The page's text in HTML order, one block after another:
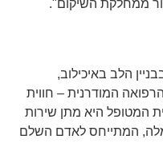
ממחלקת השיקום".
הלב באיכילוב,
המודרנית – חווית
המטופל היא מתן שירות
המתייחס לאדם השלם